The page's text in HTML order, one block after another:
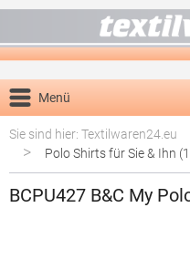
Menü
Sie sind hier: Textilwaren24.eu
> Polo Shirts für Sie & Ihn
BCPU427 B&C My